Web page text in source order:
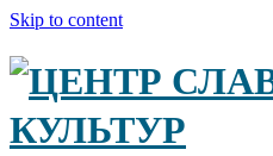
Skip to content
ЦЕНТР
КУЛЬТУР